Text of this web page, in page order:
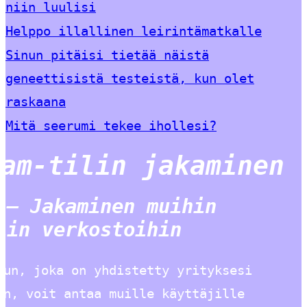
niin luulisi
Helppo illallinen leirintämatkalle
Sinun pitäisi tietää näistä
geneettisistä testeistä, kun olet
raskaana
Mitä seerumi tekee ihollesi?
tilin jakaminen
Jakaminen muihin
verkostoihin
joka on yhdistetty yrityksesi
voit antaa muille käyttäjille